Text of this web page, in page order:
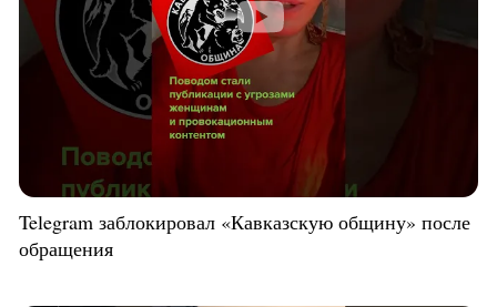
Telegram заблокировал «Кавказскую общину» после
обращения